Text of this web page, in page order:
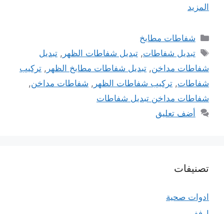
المزيد
التصنيفات
شفاطات مطابخ
الوسوم
تبديل شفاطات,تبديل شفاطات الظهر ,تبديل
شفاطات مداخن, تبديل شفاطات مطابخ الظهر , تركيب
شفاطات, تركيب شفاطات الظهر , شفاطات مداخن,
شفاطات مداخن تبديل شفاطات
أضف تعليق
تصنيفات
ادوات صحية